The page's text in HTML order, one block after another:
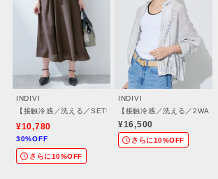
シルキーな光沢のあるスパンタッチの風合いが特徴の
程よいシア―感がある軽くて涼しげな着心地に、シワ
感を兼ね備えた素材になっております。
-・-・-・-・-・-・-・-・-・-・-・-・-・-・-・-・-・-・-
■気になるアイテムは『お気に入り登録』がおすすめで
[お気に入り登録とは？]
オンラインサイトの各アイテムにある「♡マーク」を
INDIVI
【接触冷感／洗える／SETUP可能】シアーシャンブレータ
¥10,780
30%OFF
さらに10%OFF
INDIVI
【接触冷感／洗える／
¥16,500
さらに10%OFF